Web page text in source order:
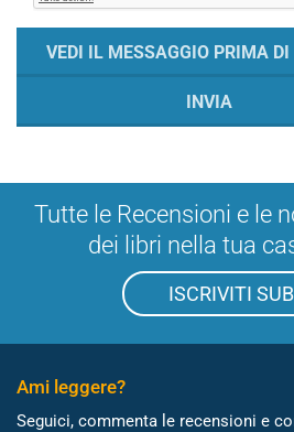
Tutte le Recensioni e le
dei libri nella tua
ISCRIVITI
Ami leggere?
Seguici, commenta le recensioni e